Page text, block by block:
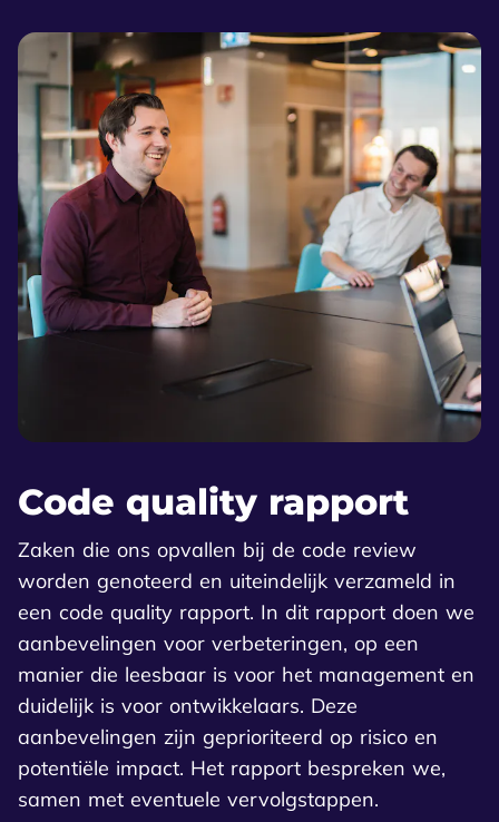
Code quality rapport
Zaken die ons opvallen bij de code review
worden genoteerd en uiteindelijk verzameld in
een code quality rapport. In dit rapport doen we
aanbevelingen voor verbeteringen, op een
manier die leesbaar is voor het management en
duidelijk is voor ontwikkelaars. Deze
aanbevelingen zijn geprioriteerd op risico en
potentiële impact. Het rapport bespreken we,
samen met eventuele vervolgstappen.